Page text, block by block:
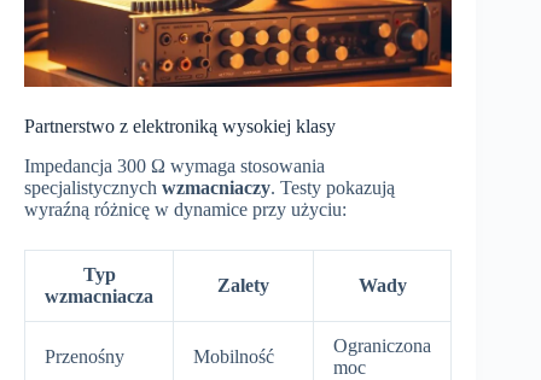
Partnerstwo z elektroniką wysokiej klasy
Impedancja 300 Ω wymaga stosowania
specjalistycznych wzmacniaczy. Testy pokazują
wyraźną różnicę w dynamice przy użyciu:
Typ
wzmacniacza
Zalety Wady
Przenośny Mobilność
Ograniczona
moc